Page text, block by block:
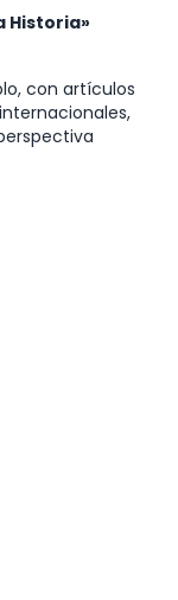
Historia»
con artículos